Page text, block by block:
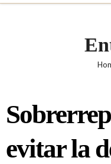
evitar la